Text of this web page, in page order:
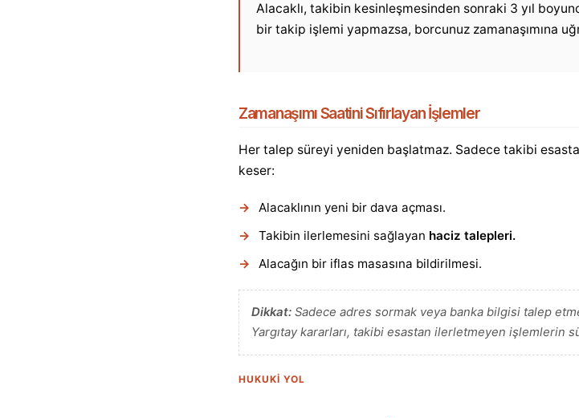
Alacaklı, takibin kesinleşmesinden sonraki 3 yıl
bir takip işlemi yapmazsa, borcunuz zamanaşımına
Zamanaşımı Saatini Sıfırlayan İşlemler
Her talep süreyi yeniden başlatmaz. Sadece takibi
keser:
Alacaklının yeni bir dava açması.
Takibin ilerlemesini sağlayan haciz talepleri.
Alacağın bir iflas masasına bildirilmesi.
Dikkat: Sadece adres sormak veya banka bilgisi talep
Yargıtay kararları, takibi esastan ilerletmeyen işlemlerin
HUKUKİ YOL